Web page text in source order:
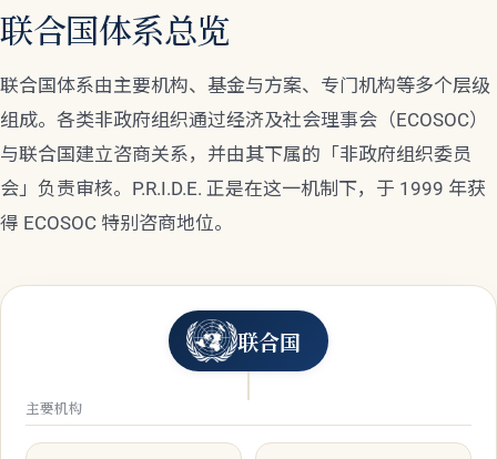
联合国体系总览
联合国体系由主要机构、基金与方案、专门机构等多个层级
组成。各类非政府组织通过经济及社会理事会（ECOSOC）
与联合国建立咨商关系，并由其下属的「非政府组织委员
会」负责审核。P.R.I.D.E. 正是在这一机制下，于 1999 年获
得 ECOSOC 特别咨商地位。
联合国
主要机构